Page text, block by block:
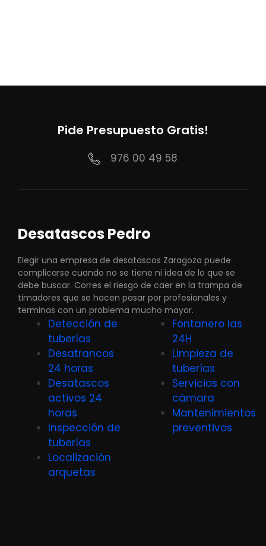
Pide Presupuesto Gratis!
976 00 49 58
Desatascos Pedro
Elegir una empresa de desatascos Zaragoza puede
complicarse cuando no se tiene ni idea de lo que se
debe buscar. Corres el riesgo de caer en la trampa de
timadores que se hacen pasar por profesionales y
terminas con un problema mucho mayor.
Detección de
tuberías
Desatrancos
24 horas
Desatascos
activos 24
horas
Inspección de
tuberías
Localización
arquetas
Fontanero las
24H
Limpieza de
tuberías
Servicios con
cámara
Mantenimientos
preventivos